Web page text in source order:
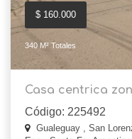
$ 160.000
340 M² Totales
Casa centrica
Código: 225492
Gualeguay , San